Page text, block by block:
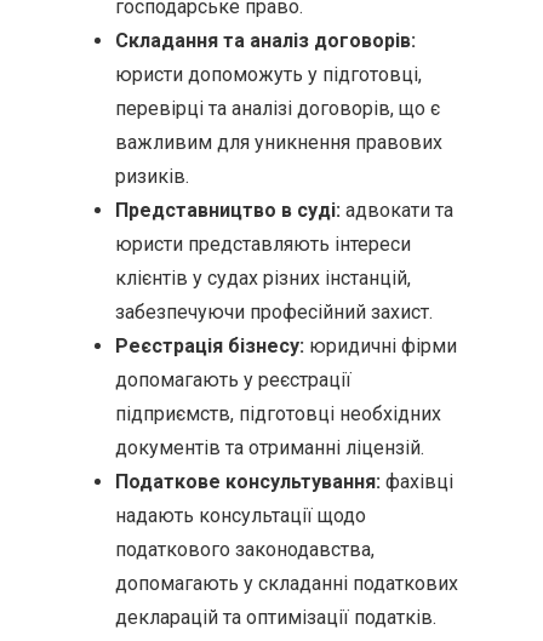
господарське право.
Складання та аналіз договорів:
юристи допоможуть у підготовці,
перевірці та аналізі договорів, що є
важливим для уникнення правових
ризиків.
Представництво в суді: адвокати та
юристи представляють інтереси
клієнтів у судах різних інстанцій,
забезпечуючи професійний захист.
Реєстрація бізнесу: юридичні фірми
допомагають у реєстрації
підприємств, підготовці необхідних
документів та отриманні ліцензій.
Податкове консультування: фахівці
надають консультації щодо
податкового законодавства,
допомагають у складанні податкових
декларацій та оптимізації податків.